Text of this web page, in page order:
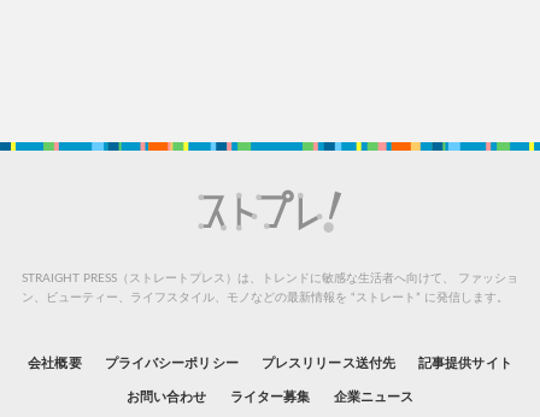
STRAIGHT PRESS（ストレートプレス）は、トレンドに敏感な生活者へ向けて、
ファッショ
ン、ビューティー、ライフスタイル、モノなどの最新情報を “ストレート” に発信します。
会社概要 プライバシーポリシー プレスリリース送付先 記事提供サイト
お問い合わせ ライター募集 企業ニュース